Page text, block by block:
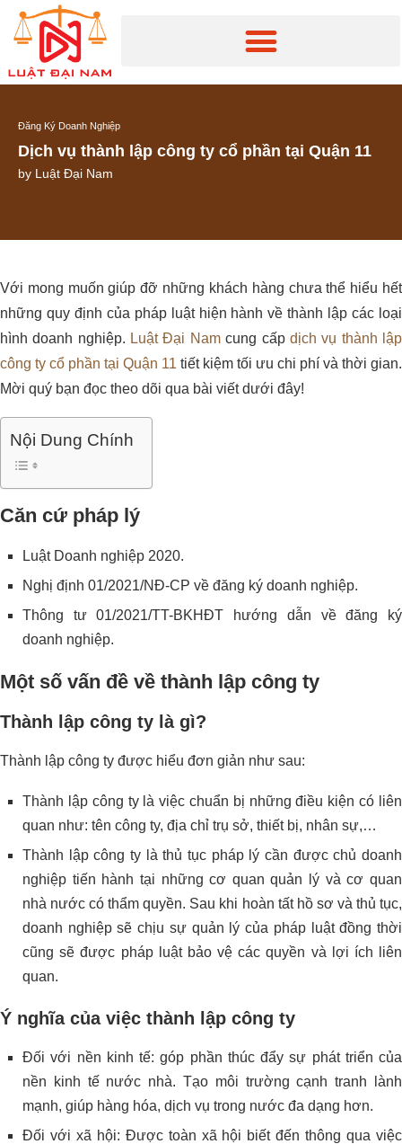
Đăng Ký Doanh Nghiệp
Dịch vụ thành lập công ty cổ phần tại Quận 11
by Luật Đại Nam
Với mong muốn giúp đỡ những khách hàng chưa thể hiểu hết
những quy định của pháp luật hiện hành về thành lập các loại
hình doanh nghiệp. Luật Đại Namcung cấp dịch vụ thành lập
công ty cổ phần tại Quận 11 tiết kiệm tối ưu chi phí và thời gian.
Mời quý bạn đọc theo dõi qua bài viết dưới đây!
Nội Dung Chính
Căn cứ pháp lý
Luật Doanh nghiệp 2020.
Nghị định 01/2021/NĐ-CP về đăng ký doanh nghiệp.
Thông tư 01/2021/TT-BKHĐT hướng dẫn về đăng ký
doanh nghiệp.
Một số vấn đề về thành lập công ty
Thành lập công ty là gì?
Thành lập công ty được hiểu đơn giản như sau:
Thành lập công ty là việc chuẩn bị những điều kiện có liên
quan như: tên công ty, địa chỉ trụ sở, thiết bị, nhân sự,…
Thành lập công ty là thủ tục pháp lý cần được chủ doanh
nghiệp tiến hành tại những cơ quan quản lý và cơ quan
nhà nước có thẩm quyền. Sau khi hoàn tất hồ sơ và thủ tục,
doanh nghiệp sẽ chịu sự quản lý của pháp luật đồng thời
cũng sẽ được pháp luật bảo vệ các quyền và lợi ích liên
quan.
Ý nghĩa của việc thành lập công ty
Đối với nền kinh tế: góp phần thúc đẩy sự phát triển của
nền kinh tế nước nhà. Tạo môi trường cạnh tranh lành
mạnh, giúp hàng hóa, dịch vụ trong nước đa dạng hơn.
Đối với xã hội: Được toàn xã hội biết đến thông qua việc